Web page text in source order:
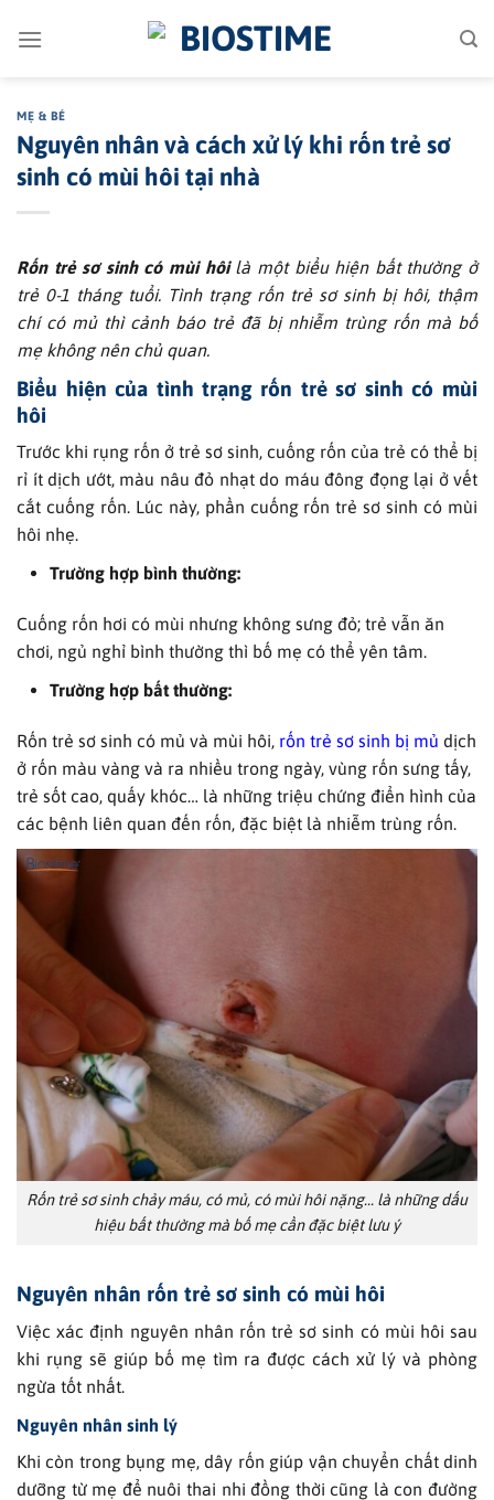
qua
MẸ & BÉ
Nguyên nhân và cách xử lý khi rốn trẻ sơ
sinh có mùi hôi tại nhà
Rốn trẻ sơ sinh có mùi hôilà một biểu hiện bất thường ở
trẻ 0-1 tháng tuổi. Tình trạng rốn trẻ sơ sinh bị hôi, thậm
chí có mủ thì cảnh báo trẻ đã bị nhiễm trùng rốn mà bố
mẹ không nên chủ quan.
Biểu hiện của tình trạng rốn trẻ sơ sinh có mùi
hôi
Trước khi rụng rốn ở trẻ sơ sinh, cuống rốn của trẻ có thể bị
rỉ ít dịch ướt, màu nâu đỏ nhạt do máu đông đọng lại ở vết
cắt cuống rốn. Lúc này, phần cuống rốn trẻ sơ sinh có mùi
hôi nhẹ.
Trường hợp bình thường:
Cuống rốn hơi có mùi nhưng không sưng đỏ; trẻ vẫn ăn
chơi, ngủ nghỉ bình thường thì bố mẹ có thể yên tâm.
Trường hợp bất thường:
Rốn trẻ sơ sinh có mủ và mùi hôi, rốn trẻ sơ sinh bị mủ dịch
ở rốn màu vàng và ra nhiều trong ngày, vùng rốn sưng tấy,
trẻ sốt cao, quấy khóc… là những triệu chứng điển hình của
các bệnh liên quan đến rốn, đặc biệt là nhiễm trùng rốn.
Rốn trẻ sơ sinh chảy máu, có mủ, có mùi hôi nặng… là những dấu
hiệu bất thường mà bố mẹ cần đặc biệt lưu ý
Nguyên nhân rốn trẻ sơ sinh có mùi hôi
Việc xác định nguyên nhân rốn trẻ sơ sinh có mùi hôi sau
khi rụng sẽ giúp bố mẹ tìm ra được cách xử lý và phòng
ngừa tốt nhất.
Nguyên nhân sinh lý
Khi còn trong bụng mẹ, dây rốn giúp vận chuyển chất dinh
dưỡng từ mẹ để nuôi thai nhi đồng thời cũng là con đường